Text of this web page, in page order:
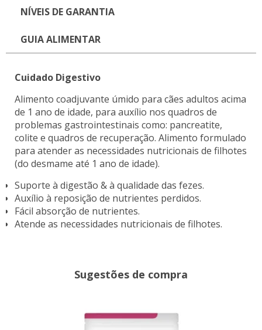
NÍVEIS DE GARANTIA
GUIA ALIMENTAR
Cuidado Digestivo
Alimento coadjuvante úmido para cães adultos acima
de 1 ano de idade, para auxílio nos quadros de
problemas gastrointestinais como: pancreatite,
colite e quadros de recuperação. Alimento formulado
para atender as necessidades nutricionais de filhotes
(do desmame até 1 ano de idade).
Suporte à digestão & à qualidade das fezes.
Auxílio à reposição de nutrientes perdidos.
Fácil absorção de nutrientes.
Atende as necessidades nutricionais de filhotes.
Sugestões de compra